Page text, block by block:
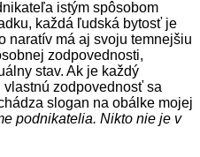
istým spôsobom
každá ľudská bytosť je
naratív má aj svoju temnejšiu
zodpovednosti,
stav. Ak je každý
zodpovednosť sa
slogan na obálke mojej
podnikatelia. Nikto nie je v